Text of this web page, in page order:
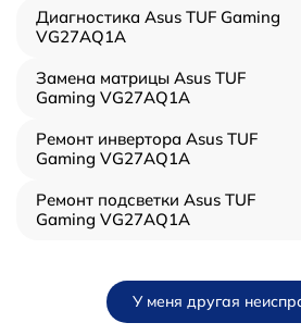
Диагностика Asus TUF Gaming
VG27AQ1A
Замена матрицы Asus TUF
Gaming VG27AQ1A
Ремонт инвертора Asus TUF
Gaming VG27AQ1A
Ремонт подсветки Asus TUF
Gaming VG27AQ1A
У меня другая